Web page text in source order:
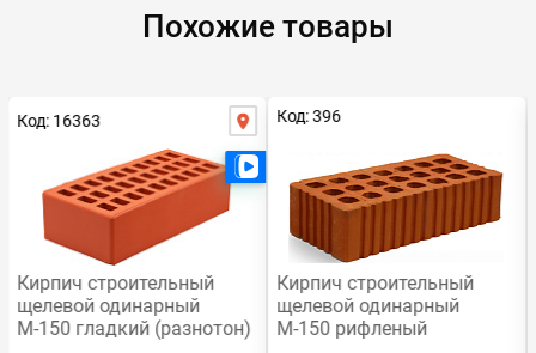
Похожие товары
Код: 16363
Кирпич строительный
щелевой одинарный
М-150 гладкий (разнотон)
Код: 396
Кирпич строительный
щелевой одинарный
М-150 рифленый